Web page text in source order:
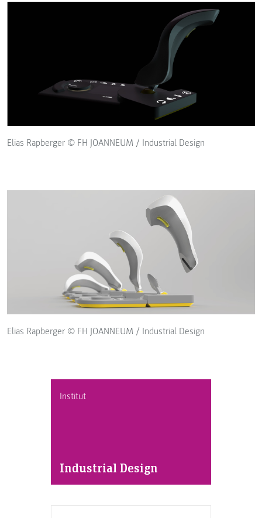
Institut
Industrial Design
Elias Rapberger © FH JOANNEUM / Industrial Design
Elias Rapberger © FH JOANNEUM / Industrial Design